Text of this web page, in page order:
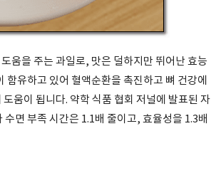
움을 주는 과일로, 맛은 덜하지만 뛰어난 효능
함유하고 있어 혈액순환을 촉진하고 뼈 건강에
움이 됩니다. 약학 식품 협회 저널에 발표된 자
면 부족 시간은 1.1배 줄이고, 효율성을 1.3배